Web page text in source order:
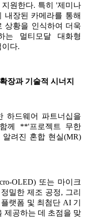
원한다. 특히 '제미나
내장된 카메라를 통해
상황을 인식하여 더욱
는 멀티모달 대화형
이다.
장과 기술적 시너지
하드웨어 파트너십을
께 **'프로젝트 무한
알려진 혼합 현실(MR)
OLED) 또는 마이크
밀한 제조 공정, 그리
랫폼 및 최첨단 AI 기
제공하는 데 초점을 맞